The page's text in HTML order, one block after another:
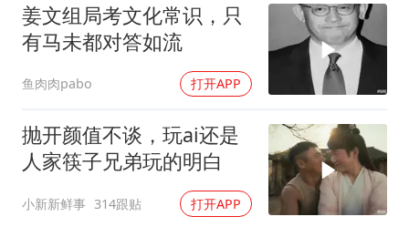
姜文组局考文化常识，只
有马未都对答如流
鱼肉肉pabo 打开APP
抛开颜值不谈，玩ai还是
人家筷子兄弟玩的明白
小新新鲜事 314跟贴 打开APP